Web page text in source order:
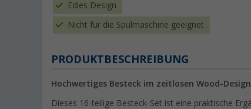
Edles Design
Nicht für die Spülmaschine geeignet
PRODUKTBESCHREIBUNG
Hochwertiges Besteck im zeitlosen Wood-
Dieses 16-teilige Besteck-Set ist eine praktische